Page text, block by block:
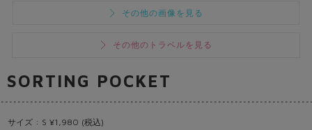
その他の画像を見る
その他のトラベルを見る
SORTING POCKET
サイズ : S ¥1,980 (税込)